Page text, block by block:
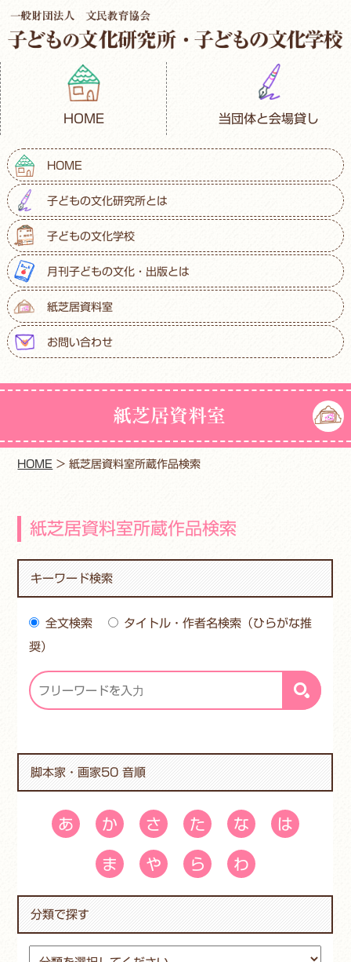
HOME 当団体と会場貸し
HOME
子どもの文化研究所とは
子どもの文化学校
月刊子どもの文化・出版とは
紙芝居資料室
お問い合わせ
紙芝居資料室
HOME >紙芝居資料室所蔵作品検索
紙芝居資料室所蔵作品検索
キーワード検索
全文検索
タイトル・作者名検索（ひらがな推
奨）
脚本家・画家50 音順
あ か さ た な は
ま や ら わ
分類で探す